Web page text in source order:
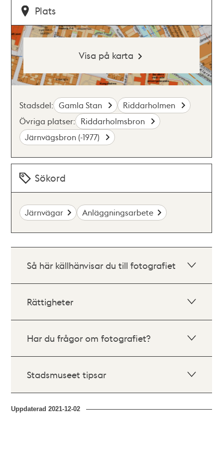
Plats
Visa på karta
Stadsdel: Gamla Stan
Riddarholmen
Övriga platser: Riddarholmsbron
Järnvägsbron (-1977)
Sökord
Järnvägar Anläggningsarbete
Så här källhänvisar du till fotografiet
Rättigheter
Har du frågor om fotografiet?
Stadsmuseet tipsar
Uppdaterad2021-12-02